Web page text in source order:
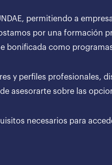
permitiendo a
por una formación
bonificada como
y perfiles profesionales,
asesorarte sobre las
necesarios para